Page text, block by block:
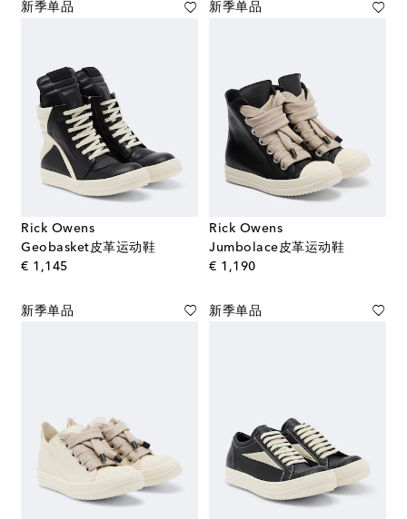
新季单品
Rick Owens
Geobasket皮革运动鞋
€ 1,145original price
新季单品
Rick Owens
Jumbolace皮革运动鞋
€ 1,190original price
新季单品 新季单品